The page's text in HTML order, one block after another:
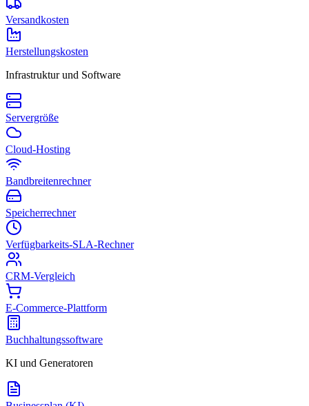
Versandkosten
Herstellungskosten
Infrastruktur und Software
Servergröße
Cloud-Hosting
Bandbreitenrechner
Speicherrechner
Verfügbarkeits-SLA-Rechner
CRM-Vergleich
E-Commerce-Plattform
Buchhaltungssoftware
KI und Generatoren